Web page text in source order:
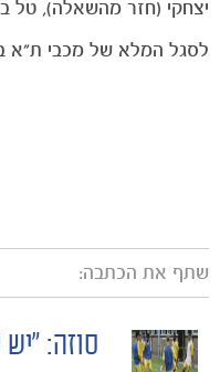
יצחקי (חזר מהשאלה), טל
לסגל המלא של מכבי ת"א בעונת
שתף את הכתבה:
סוזה: